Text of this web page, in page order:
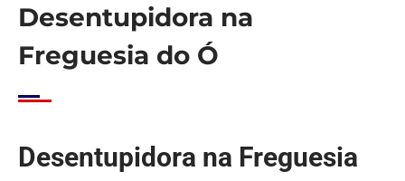
Desentupidora na
Freguesia do Ó
Desentupidora na Freguesia